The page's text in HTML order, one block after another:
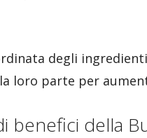
degli
loro parte per
della